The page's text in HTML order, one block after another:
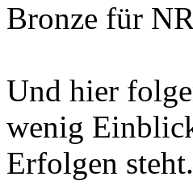
Bronze für
Und hier
wenig
Erfolgen steht.